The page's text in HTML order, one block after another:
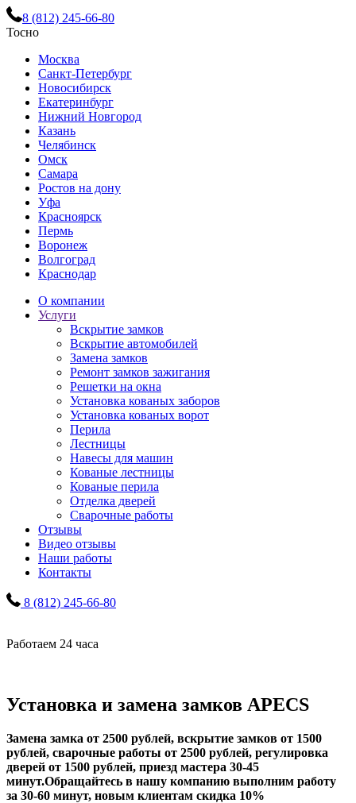
8 (812) 245-66-80
Тосно
Москва
Санкт-Петербург
Новосибирск
Екатеринбург
Нижний Новгород
Казань
Челябинск
Омск
Самара
Ростов на дону
Уфа
Красноярск
Пермь
Воронеж
Волгоград
Краснодар
О компании
Услуги
Вскрытие замков
Вскрытие автомобилей
Замена замков
Ремонт замков зажигания
Решетки на окна
Установка кованых заборов
Установка кованых ворот
Перила
Лестницы
Навесы для машин
Кованые лестницы
Кованые перила
Отделка дверей
Сварочные работы
Отзывы
Видео отзывы
Наши работы
Контакты
8 (812) 245-66-80
Работаем 24 часа
Установка и замена замков APECS
Замена замка от 2500 рублей, вскрытие замков от 1500
рублей, сварочные работы от 2500 рублей, регулировка
дверей от 1500 рублей, приезд мастера 30-45
минут.Обращайтесь в нашу компанию выполним работу
за 30-60 минут, новым клиентам скидка 10%